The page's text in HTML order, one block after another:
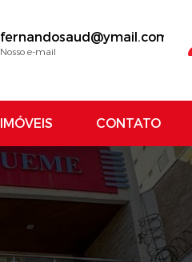
fernandosaud@ymail.com
Nosso e-mail
IMÓVEIS CONTATO